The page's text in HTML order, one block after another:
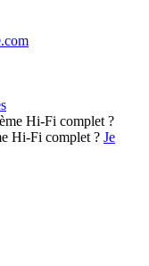
Hi-Fi complet ? Je